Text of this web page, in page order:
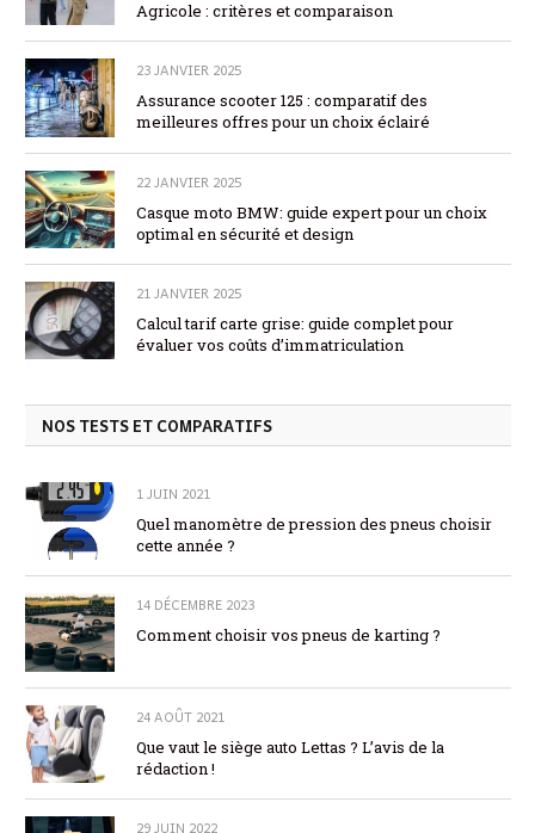
Agricole : critères et comparaison
23 JANVIER 2025
Assurance scooter 125 : comparatif des
meilleures offres pour un choix éclairé
22 JANVIER 2025
Casque moto BMW: guide expert pour un choix
optimal en sécurité et design
21 JANVIER 2025
Calcul tarif carte grise: guide complet pour
évaluer vos coûts d’immatriculation
NOS TESTS ET COMPARATIFS
1 JUIN 2021
Quel manomètre de pression des pneus choisir
cette année ?
14 DÉCEMBRE 2023
Comment choisir vos pneus de karting ?
24 AOÛT 2021
Que vaut le siège auto Lettas ? L’avis de la
rédaction !
29 JUIN 2022